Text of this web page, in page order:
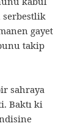
serbestlik
gayet
takip
sahraya
Baktı ki